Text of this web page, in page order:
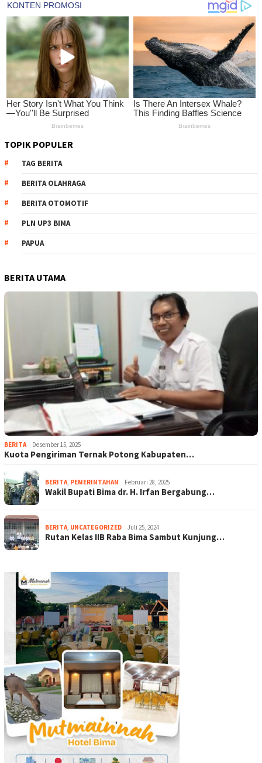
TOPIK POPULER
TAG BERITA
BERITA OLAHRAGA
BERITA OTOMOTIF
PLN UP3 BIMA
PAPUA
BERITA UTAMA
BERITA Desember 15, 2025
Kuota Pengiriman Ternak Potong Kabupaten…
BERITA PEMERINTAHAN Februari 28, 2025
Wakil Bupati Bima dr. H. Irfan Bergabung…
BERITA UNCATEGORIZED Juli 25, 2024
Rutan Kelas IIB Raba Bima Sambut Kunjung…